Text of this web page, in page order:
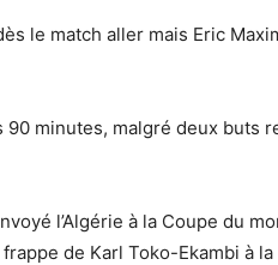
dès le match aller mais Eric
minutes, malgré deux buts
l’Algérie à la Coupe du
de Karl Toko-Ekambi à